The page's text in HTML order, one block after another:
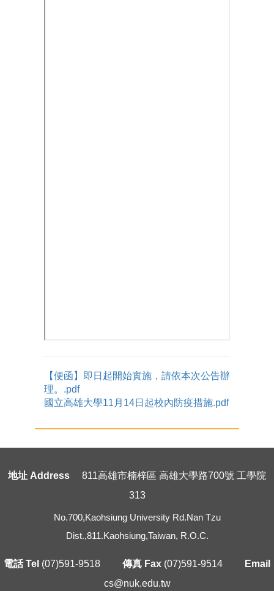
【便函】即日起開始實施，請依本次公告辦
理。.pdf
國立高雄大學11月14日起校內防疫措施.pdf
地址 Address 811高雄市楠梓區 高雄大學路700號 工學院
313
No.700,Kaohsiung University Rd.Nan Tzu
Dist.,811.Kaohsiung,Taiwan, R.O.C.
電話 Tel (07)591-9518 傳真 Fax (07)591-9514
Email
cs@nuk.edu.tw